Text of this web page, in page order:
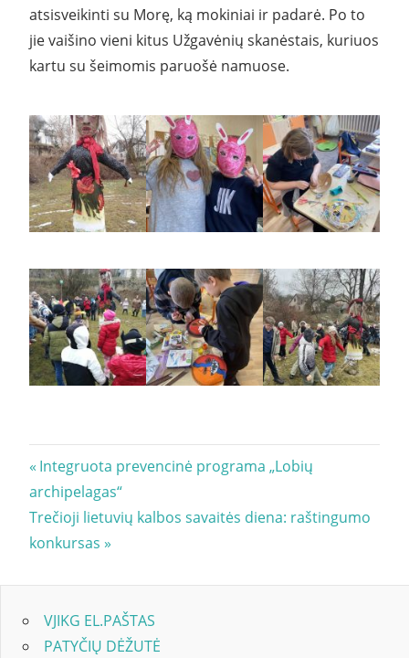
atsisveikinti su Morę, ką mokiniai ir padarė. Po to
jie vaišino vieni kitus Užgavėnių skanėstais, kuriuos
kartu su šeimomis paruošė namuose.
Navigacija
tarp
įrašų
Previous
Post:
Integruota prevencinė programa „Lobių
archipelagas“
Next
Post:
Trečioji lietuvių kalbos savaitės diena: raštingumo
konkursas
VJIKG EL.PAŠTAS
PATYČIŲ DĖŽUTĖ